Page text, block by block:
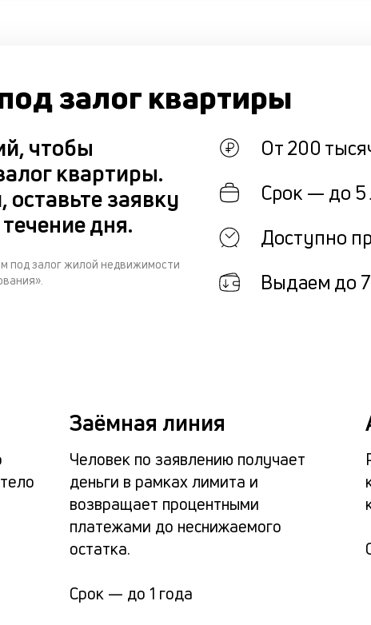
залог квартиры
чтобы
квартиры.
заявку
дня.
под залог жилой недвижимости
От 200
Срок — до 5
Доступно
Выдаем до
Заёмная линия
Человек по заявлению получает
деньги в рамках лимита и
возвращает процентными
платежами до неснижаемого
остатка.
Срок — до 1 года